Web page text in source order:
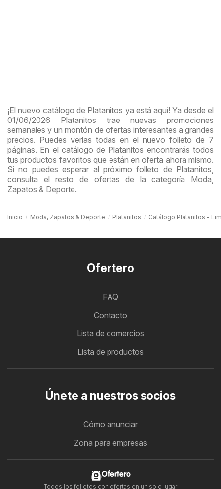
¡El nuevo catálogo de Platanitos ya está aquí! Ya desde el
01/06/2026 Platanitos trae nuevas promociones
semanales y un montón de ofertas interesantes a grandes
precios. Puedes verlas todas en el nuevo folleto de 7
páginas. En el catálogo de Platanitos encontrarás todos
tus productos favoritos que están en oferta ahora mismo.
Si no puedes esperar al próximo folleto de Platanitos,
consulta el resto de ofertas de la categoría Moda,
Zapatos & Deporte.
Inicio Moda, Zapatos & Deporte Platanitos Catálogo Platanitos -
Ofertero
FAQ
Contacto
Lista de comercios
Lista de productos
Únete a nuestros socios
Cómo anunciar
Zona para empresas
Ofertero
Todos los folletos con ofertas en un solo lugar